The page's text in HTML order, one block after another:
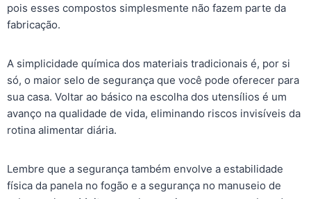
pois esses compostos simplesmente não fazem parte da
fabricação.
A simplicidade química dos materiais tradicionais é, por si
só, o maior selo de segurança que você pode oferecer para
sua casa. Voltar ao básico na escolha dos utensílios é um
avanço na qualidade de vida, eliminando riscos invisíveis da
rotina alimentar diária.
Lembre que a segurança também envolve a estabilidade
física da panela no fogão e a segurança no manuseio de